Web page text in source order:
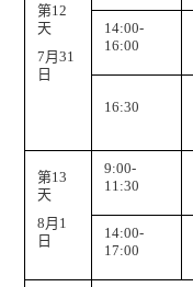
第12
天
7 月31
日
14:00-
16:00
16:30
第13
天
8 月 1
日
9:00-
11:30
14:00-
17:00